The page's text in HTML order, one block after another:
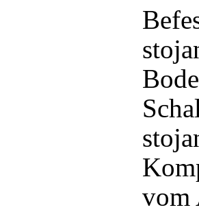
vom